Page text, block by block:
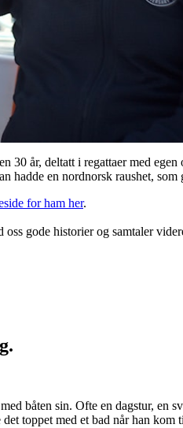
år, deltatt i regattaer med egen
hadde en nordnorsk raushet,
for ham her.
gode historier og samtaler
båten sin. Ofte en dagstur, en
toppet med et bad når han kom